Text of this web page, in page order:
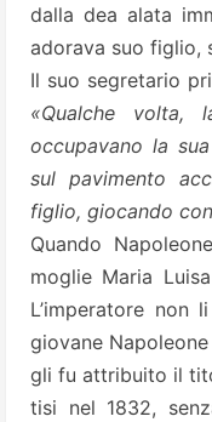
dalla dea alata
adorava suo figlio,
Il suo segretario
«Qualche volta,
occupavano la
sul pavimento
figlio, giocando
Quando
moglie Maria
L’imperatore non
giovane
gli fu attribuito il
tisi nel 1832,